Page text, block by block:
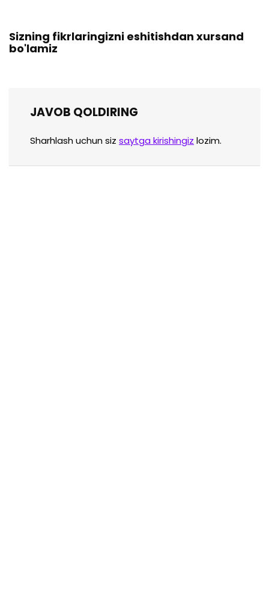
Sizning fikrlaringizni eshitishdan xursand
bo'lamiz
JAVOB QOLDIRING
Sharhlash uchun siz saytga kirishingiz lozim.